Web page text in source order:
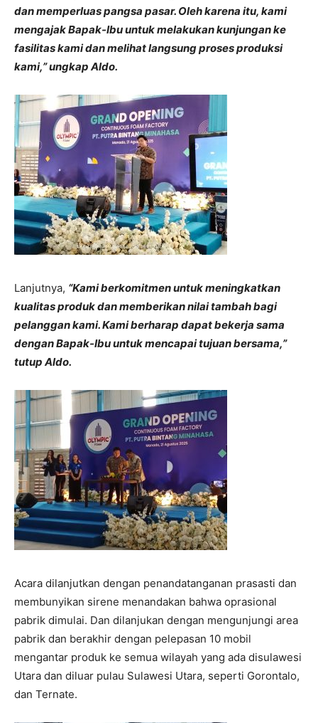
dan memperluas pangsa pasar. Oleh karena itu, kami
mengajak Bapak-Ibu untuk melakukan kunjungan ke
fasilitas kami dan melihat langsung proses produksi
kami,” ungkap Aldo.
Lanjutnya, “Kami berkomitmen untuk meningkatkan
kualitas produk dan memberikan nilai tambah bagi
pelanggan kami. Kami berharap dapat bekerja sama
dengan Bapak-Ibu untuk mencapai tujuan bersama,”
tutup Aldo.
Acara dilanjutkan dengan penandatanganan prasasti dan
membunyikan sirene menandakan bahwa oprasional
pabrik dimulai. Dan dilanjukan dengan mengunjungi area
pabrik dan berakhir dengan pelepasan 10 mobil
mengantar produk ke semua wilayah yang ada disulawesi
Utara dan diluar pulau Sulawesi Utara, seperti Gorontalo,
dan Ternate.